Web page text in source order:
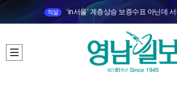
직설 ‘in서울’ 계층상승 보증수표 아닌데